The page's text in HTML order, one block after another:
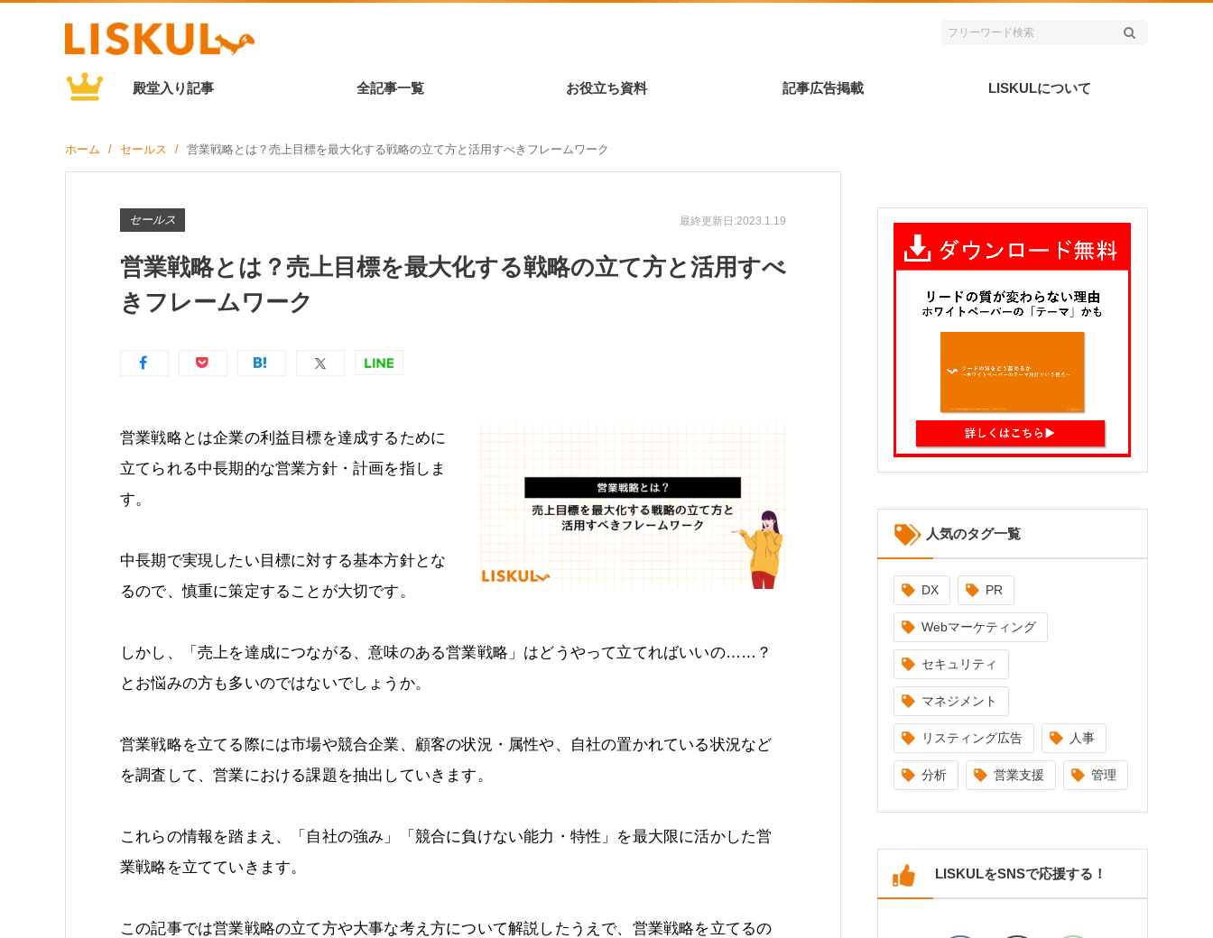
殿堂入り記事 全記事一覧 お役立ち資料 記事広告掲載 LISKULについて
ホーム セールス 営業戦略とは？売上目標を最大化する戦略の立て方と活用すべきフレームワーク
セールス 最終更新日:2023.1.19
営業戦略とは？売上目標を最大化する戦略の立て方と活用すべ
きフレームワーク
営業戦略とは企業の利益目標を達成するために
立てられる中長期的な営業方針・計画を指しま
す。
中長期で実現したい目標に対する基本方針とな
るので、慎重に策定することが大切です。
しかし、「売上を達成につながる、意味のある営業戦略」はどうやって立てればいいの……？
とお悩みの方も多いのではないでしょうか。
営業戦略を立てる際には市場や競合企業、顧客の状況・属性や、自社の置かれている状況など
を調査して、営業における課題を抽出していきます。
これらの情報を踏まえ、「自社の強み」「競合に負けない能力・特性」を最大限に活かした営
業戦略を立てていきます。
この記事では営業戦略の立て方や大事な考え方について解説したうえで、営業戦略を立てるの
人気のタグ一覧
DX PR
Webマーケティング
セキュリティ
マネジメント
リスティング広告 人事
分析 営業支援 管理
LISKULをSNSで応援する！